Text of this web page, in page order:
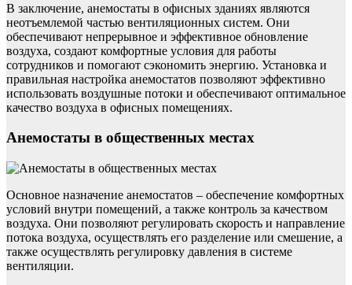
В заключение, анемостаты в офисных зданиях являются
неотъемлемой частью вентиляционных систем. Они
обеспечивают непрерывное и эффективное обновление
воздуха, создают комфортные условия для работы
сотрудников и помогают сэкономить энергию. Установка и
правильная настройка анемостатов позволяют эффективно
использовать воздушные потоки и обеспечивают оптимальное
качество воздуха в офисных помещениях.
Анемостаты в общественных местах
Основное назначение анемостатов – обеспечение комфортных
условий внутри помещений, а также контроль за качеством
воздуха. Они позволяют регулировать скорость и направление
потока воздуха, осуществлять его разделение или смешение, а
также осуществлять регулировку давления в системе
вентиляции.